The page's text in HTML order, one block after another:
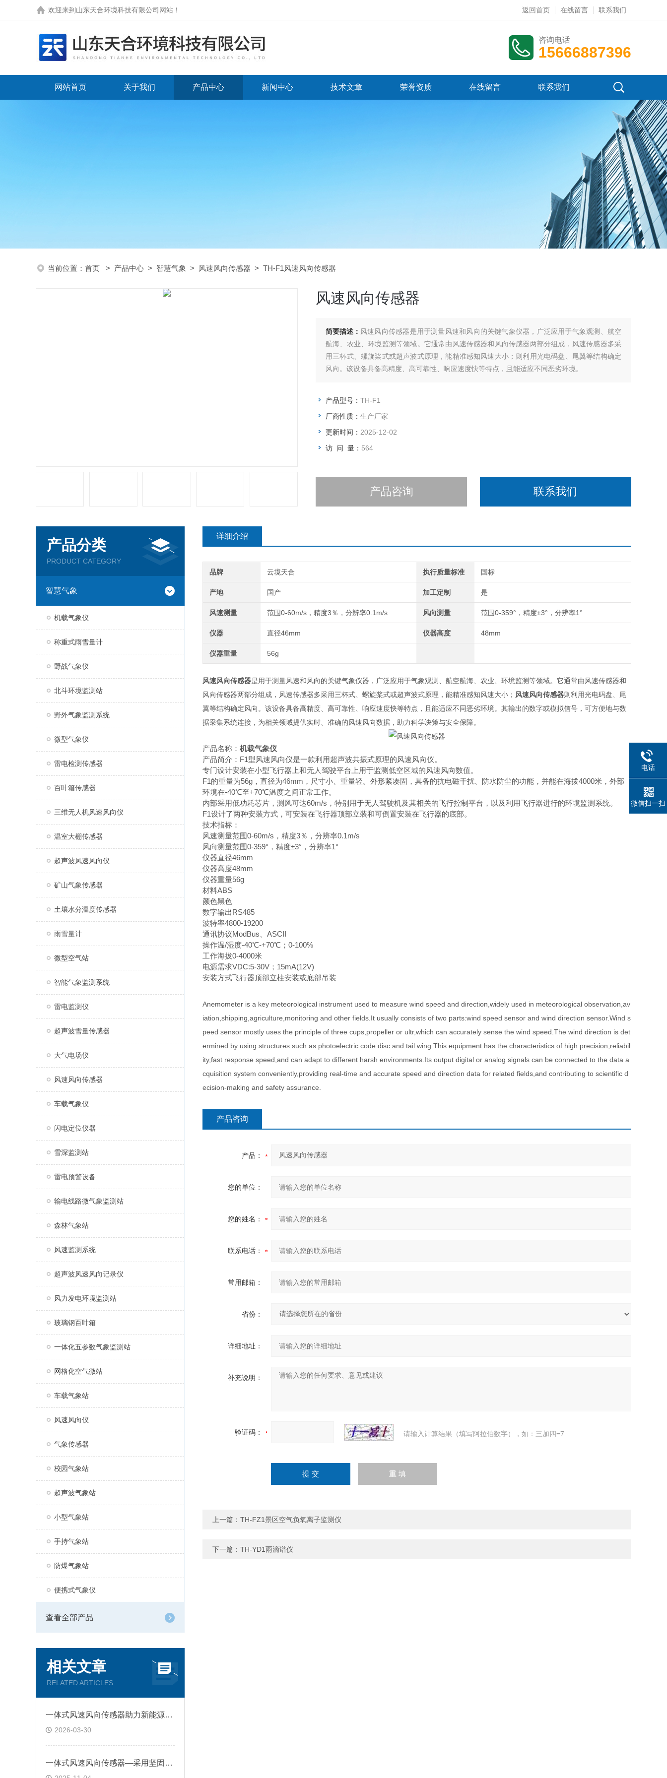
欢迎来到 山东天合环境科技有限公司网站 ！ 返回首页 在线留言 联系我们
咨询电话
15666887396
网站首页 关于我们 产品中心 新闻中心 技术文章 荣誉资质 在线留言 联系我们
当前位置： 首页 > 产品中心 > 智慧气象 > 风速风向传感器 > TH-F1风速风向传感器
风速风向传感器
简要描述： 风速风向传感器是用于测量风速和风向的关键气象仪器，广泛应用于气象观测、航空
航海、农业、环境监测等领域。它通常由风速传感器和风向传感器两部分组成，风速传感器多采
用三杯式、螺旋桨式或超声波式原理，能精准感知风速大小；则利用光电码盘、尾翼等结构确定
风向。该设备具备高精度、高可靠性、响应速度快等特点，且能适应不同恶劣环境。
产品型号： TH-F1
厂商性质： 生产厂家
更新时间： 2025-12-02
访 问 量： 564
产品咨询 联系我们
产品分类
PRODUCT CATEGORY
智慧气象
机载气象仪
称重式雨雪量计
野战气象仪
北斗环境监测站
野外气象监测系统
微型气象仪
雷电检测传感器
百叶箱传感器
三维无人机风速风向仪
温室大棚传感器
超声波风速风向仪
矿山气象传感器
土壤水分温度传感器
雨雪量计
微型空气站
智能气象监测系统
雷电监测仪
超声波雪量传感器
大气电场仪
风速风向传感器
车载气象仪
闪电定位仪器
雪深监测站
雷电预警设备
输电线路微气象监测站
森林气象站
风速监测系统
超声波风速风向记录仪
风力发电环境监测站
玻璃钢百叶箱
一体化五参数气象监测站
网格化空气微站
车载气象站
风速风向仪
气象传感器
校园气象站
超声波气象站
小型气象站
手持气象站
防爆气象站
便携式气象仪
查看全部产品
相关文章
RELATED ARTICLES
一体式风速风向传感器助力新能源领域优化调度：减少风载损伤，提升发电效率
2026-03-30
一体式风速风向传感器—采用坚固的外壳设计，具有良好的环境适应性
详细介绍
品牌 云境天合 执行质量标准 国标
产地 国产 加工定制 是
风速测量 范围0-60m/s，精度3％，分辨率0.1m/s 风向测量 范围0-359°，精度±3°，分辨率1°
仪器 直径46mm 仪器高度 48mm
仪器重量 56g
风速风向传感器是用于测量风速和风向的关键气象仪器，广泛应用于气象观测、航空航海、农业、环境监测等领域。它通常由风速传感器和
风向传感器两部分组成，风速传感器多采用三杯式、螺旋桨式或超声波式原理，能精准感知风速大小； 风速风向传感器则利用光电码盘、尾
翼等结构确定风向。该设备具备高精度、高可靠性、响应速度快等特点，且能适应不同恶劣环境。其输出的数字或模拟信号，可方便地与数
据采集系统连接，为相关领域提供实时、准确的风速风向数据，助力科学决策与安全保障。
产品名称： 机载气象仪
产品简介：F1型风速风向仪是一款利用超声波共振式原理的风速风向仪。
专门设计安装在小型飞行器上和无人驾驶平台上用于监测低空区域的风速风向数值。
F1的重量为56g，直径为46mm，尺寸小、重量轻。外形紧凑固，具备的抗电磁干扰、防水防尘的功能，并能在海拔4000米，外部
环境在-40℃至+70℃温度之间正常工作。
内部采用低功耗芯片，测风可达60m/s，特别用于无人驾驶机及其相关的飞行控制平台，以及利用飞行器进行的环境监测系统。
F1设计了两种安装方式，可安装在飞行器顶部立装和可倒置安装在飞行器的底部。
技术指标：
风速测量范围0-60m/s，精度3％，分辨率0.1m/s
风向测量范围0-359°，精度±3°，分辨率1°
仪器直径46mm
仪器高度48mm
仪器重量56g
材料ABS
颜色黑色
数字输出RS485
波特率4800-19200
通讯协议ModBus、ASCII
操作温/湿度-40℃-+70℃；0-100%
工作海拔0-4000米
电源需求VDC:5-30V；15mA(12V)
安装方式飞行器顶部立柱安装或底部吊装
Anemometer is a key meteorological instrument used to measure wind speed and direction,widely used in meteorological observation,av
iation,shipping,agriculture,monitoring and other fields.It usually consists of two parts:wind speed sensor and wind direction sensor.Wind s
peed sensor mostly uses the principle of three cups,propeller or ultr,which can accurately sense the wind speed.The wind direction is det
ermined by using structures such as photoelectric code disc and tail wing.This equipment has the characteristics of high precision,reliabil
ity,fast response speed,and can adapt to different harsh environments.Its output digital or analog signals can be connected to the data a
cquisition system conveniently,providing real-time and accurate speed and direction data for related fields,and contributing to scientific d
ecision-making and safety assurance.
产品咨询
产品：
您的单位：
您的姓名：
联系电话：
常用邮箱：
省份：
详细地址：
补充说明：
验证码： 请输入计算结果（填写阿拉伯数字），如：三加四=7
上一篇： TH-FZ1景区空气负氧离子监测仪
下一篇： TH-YD1雨滴谱仪
电话
微信扫一扫